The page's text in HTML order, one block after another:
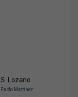
S. Lozano
Pablo Martínez